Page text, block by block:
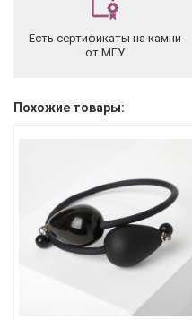
Есть сертификаты на камни
от МГУ
Похожие товары: